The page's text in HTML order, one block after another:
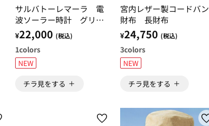
サルバトーレマーラ 電
波ソーラー時計 グリー
ン（トノー）
¥22,000 (税込)
1colors
NEW
チラ見をする
宮内レザー製コードバン
財布 長財布
¥24,750 (税込)
3colors
NEW
チラ見をする